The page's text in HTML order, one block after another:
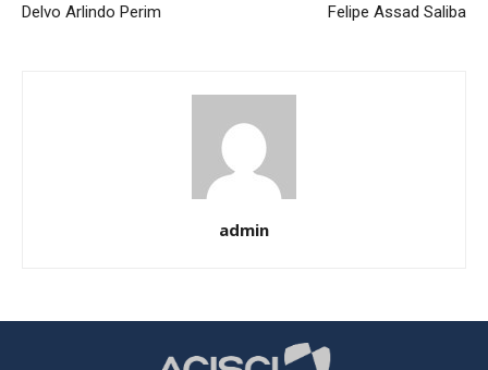
Delvo Arlindo Perim Felipe Assad Saliba
admin